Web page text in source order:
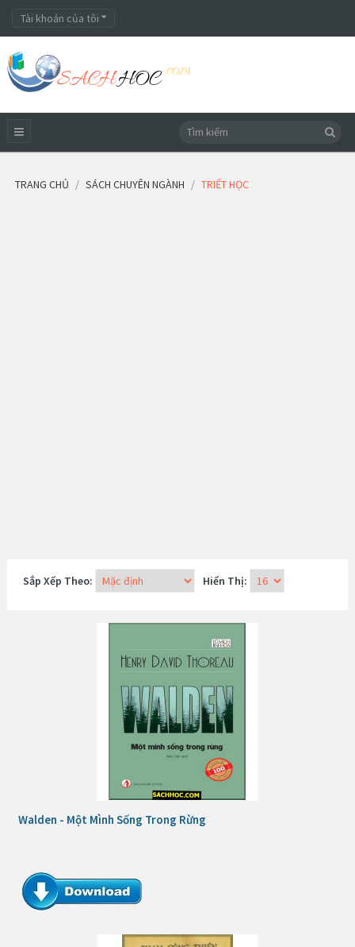
Tài khoản của tôi
TRANG CHỦ SÁCH CHUYÊN NGÀNH TRIẾT HỌC
Sắp Xếp Theo: Hiển Thị:
Walden - Một Mình Sống Trong Rừng